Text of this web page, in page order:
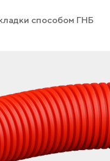
способом ГНБ